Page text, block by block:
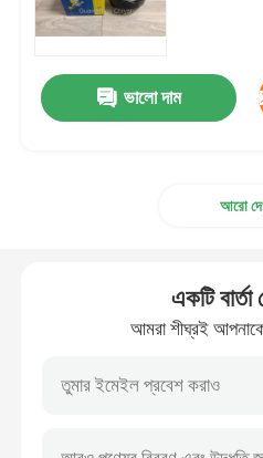
ভালো দাম
আরো
একটি বার্তা
আমরা শীঘ্রই